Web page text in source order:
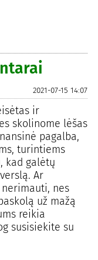
2021-07-15 14:07
ir
skolinome lėšas
pagalba,
turintiems
kad galėtų
Ar
nes
už mažą
reikia
susisiekite su